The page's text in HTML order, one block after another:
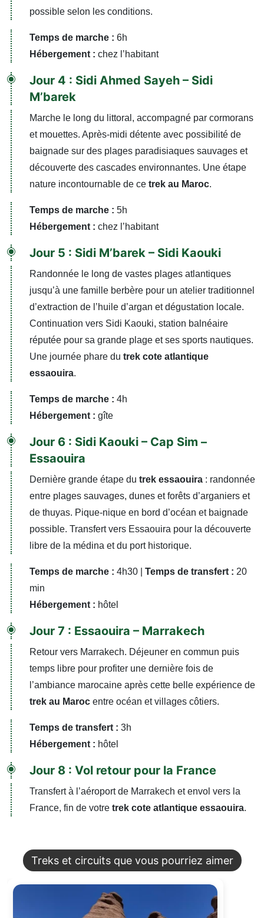
possible selon les conditions.
Temps de marche : 6h
Hébergement : chez l’habitant
Jour 4 : Sidi Ahmed Sayeh – Sidi
M’barek
Marche le long du littoral, accompagné par cormorans
et mouettes. Après-midi détente avec possibilité de
baignade sur des plages paradisiaques sauvages et
découverte des cascades environnantes. Une étape
nature incontournable de ce trek au Maroc.
Temps de marche : 5h
Hébergement : chez l’habitant
Jour 5 : Sidi M’barek – Sidi Kaouki
Randonnée le long de vastes plages atlantiques
jusqu’à une famille berbère pour un atelier traditionnel
d’extraction de l’huile d’argan et dégustation locale.
Continuation vers Sidi Kaouki, station balnéaire
réputée pour sa grande plage et ses sports nautiques.
Une journée phare du trek cote atlantique
essaouira.
Temps de marche : 4h
Hébergement : gîte
Jour 6 : Sidi Kaouki – Cap Sim –
Essaouira
Dernière grande étape du trek essaouira : randonnée
entre plages sauvages, dunes et forêts d’arganiers et
de thuyas. Pique-nique en bord d’océan et baignade
possible. Transfert vers Essaouira pour la découverte
libre de la médina et du port historique.
Temps de marche : 4h30 | Temps de transfert : 20
min
Hébergement : hôtel
Jour 7 : Essaouira – Marrakech
Retour vers Marrakech. Déjeuner en commun puis
temps libre pour profiter une dernière fois de
l’ambiance marocaine après cette belle expérience de
trek au Maroc entre océan et villages côtiers.
Temps de transfert : 3h
Hébergement : hôtel
Jour 8 : Vol retour pour la France
Transfert à l’aéroport de Marrakech et envol vers la
France, fin de votre trek cote atlantique essaouira.
Treks et circuits que vous pourriez aimer